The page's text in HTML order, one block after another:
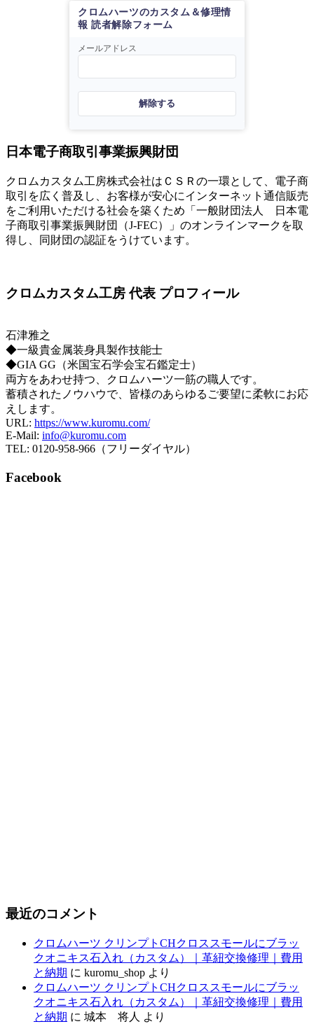
クロムハーツのカスタム＆修理情
報 読者解除フォーム
メールアドレス
解除する
日本電子商取引事業振興財団
クロムカスタム工房株式会社はＣＳＲの一環として、電子商
取引を広く普及し、お客様が安心にインターネット通信販売
をご利用いただける社会を築くため「一般財団法人 日本電
子商取引事業振興財団（J-FEC）」のオンラインマークを取
得し、同財団の認証をうけています。
クロムカスタム工房 代表 プロフィール
石津雅之
◆一級貴金属装身具製作技能士
◆GIA GG（米国宝石学会宝石鑑定士）
両方をあわせ持つ、クロムハーツ一筋の職人です。
蓄積されたノウハウで、皆様のあらゆるご要望に柔軟にお応
えします。
URL: https://www.kuromu.com/
E-Mail: info@kuromu.com
TEL: 0120-958-966（フリーダイヤル）
Facebook
最近のコメント
クロムハーツ クリンプトCHクロススモールにブラッ
クオニキス石入れ（カスタム）｜革紐交換修理｜費用
と納期 に kuromu_shop より
クロムハーツ クリンプトCHクロススモールにブラッ
クオニキス石入れ（カスタム）｜革紐交換修理｜費用
と納期 に 城本 将人 より